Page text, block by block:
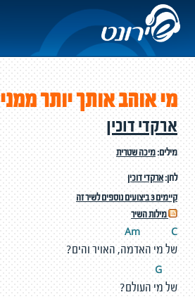
מי אוהב אותך יותר ממני
ארקדי דוכין
מילים:מיכה שטרית
לחן:ארקדי דוכין
קיימים 3 ביצועים נוספים לשיר זה
מילות השיר
Am C
של מי האדמה, האויר והים?
של מי העולם?